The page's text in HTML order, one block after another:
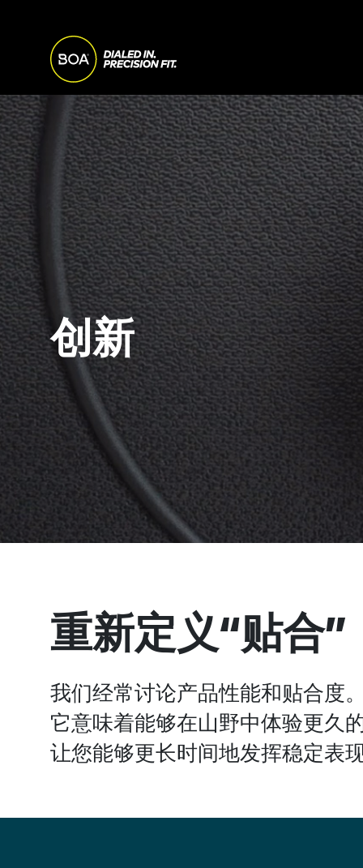
A
I
N
N
A
V
I
G
A
T
O
N
Begin main content
创新
重新定义“贴合”
我们经常讨论产品性能和贴合度
它意味着能够在山野中体验更久
让您能够更长时间地发挥稳定表